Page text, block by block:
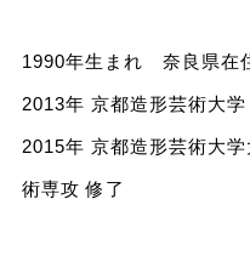
1990年生まれ 奈良県在
2013年 京都造形芸術大
2015年 京都造形芸術大
術専攻 修了